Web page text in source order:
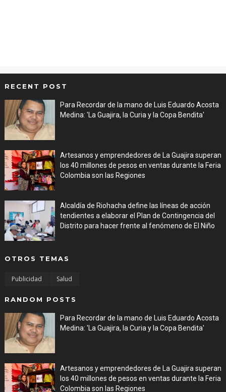
RECENT POST
Para Recordar de la mano de Luis Eduardo Acosta
Medina: 'La Guajira, la Curia y la Copa Bendita'
Artesanos y emprendedores de La Guajira superan
los 40 millones de pesos en ventas durante la Feria
Colombia son las Regiones
Alcaldía de Riohacha define las líneas de acción
tendientes a elaborar el Plan de Contingencia del
Distrito para hacer frente al fenómeno de El Niño
OTROS TEMAS
Publicidad Salud
RANDOM POSTS
Para Recordar de la mano de Luis Eduardo Acosta
Medina: 'La Guajira, la Curia y la Copa Bendita'
Artesanos y emprendedores de La Guajira superan
los 40 millones de pesos en ventas durante la Feria
Colombia son las Regiones